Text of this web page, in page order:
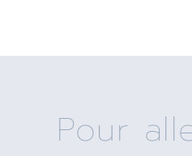
Pour